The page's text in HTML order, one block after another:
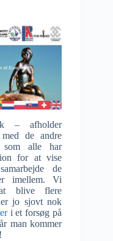
– afholder
de andre
som alle har
for at vise
de
imellem. Vi
blive flere
jo sjovt nok
i et forsøg på
man kommer